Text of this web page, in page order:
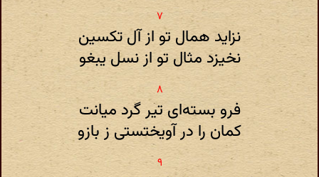
نزاید همال تو از آل تکسین
نخیزد مثال تو از نسل یبغو
فرو بسته‌ای تیر گرد میانت
کمان را در آویختستی ز بازو